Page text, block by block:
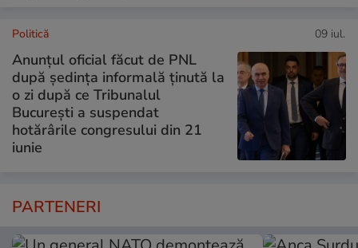
Politică 09 iul.
Anunțul oficial făcut de PNL
după ședința informală ținută la
o zi după ce Tribunalul
București a suspendat
hotărârile congresului din 21
iunie
PARTENERI